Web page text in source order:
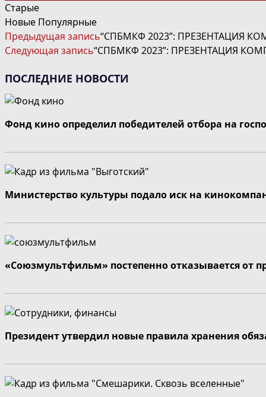
Старые
Новые Популярные
ЧИТАТЬ
ДАЛЕЕ
СТАТЬИ
Предыдущая запись“СПБМКФ 2023”: ПРЕЗЕНТАЦИЯ
Следующая запись“СПБМКФ 2023”: ПРЕЗЕНТАЦИЯ
ПОСЛЕДНИЕ НОВОСТИ
Фонд кино определил победителей отбора на
Министерство культуры подало иск на
«Союзмультфильм» постепенно отказывается от
Президент утвердил новые правила хранения